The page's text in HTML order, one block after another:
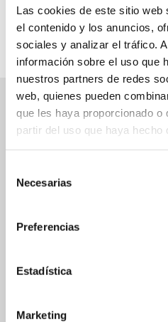
Las cookies de este sitio web
el contenido y los anuncios,
sociales y analizar el tráfico.
información sobre el uso que
nuestros partners de redes
web, quienes pueden
que les haya proporcionado o
partir del uso que haya hecho
Necesarias
Preferencias
Estadística
Marketing
Web
Otras